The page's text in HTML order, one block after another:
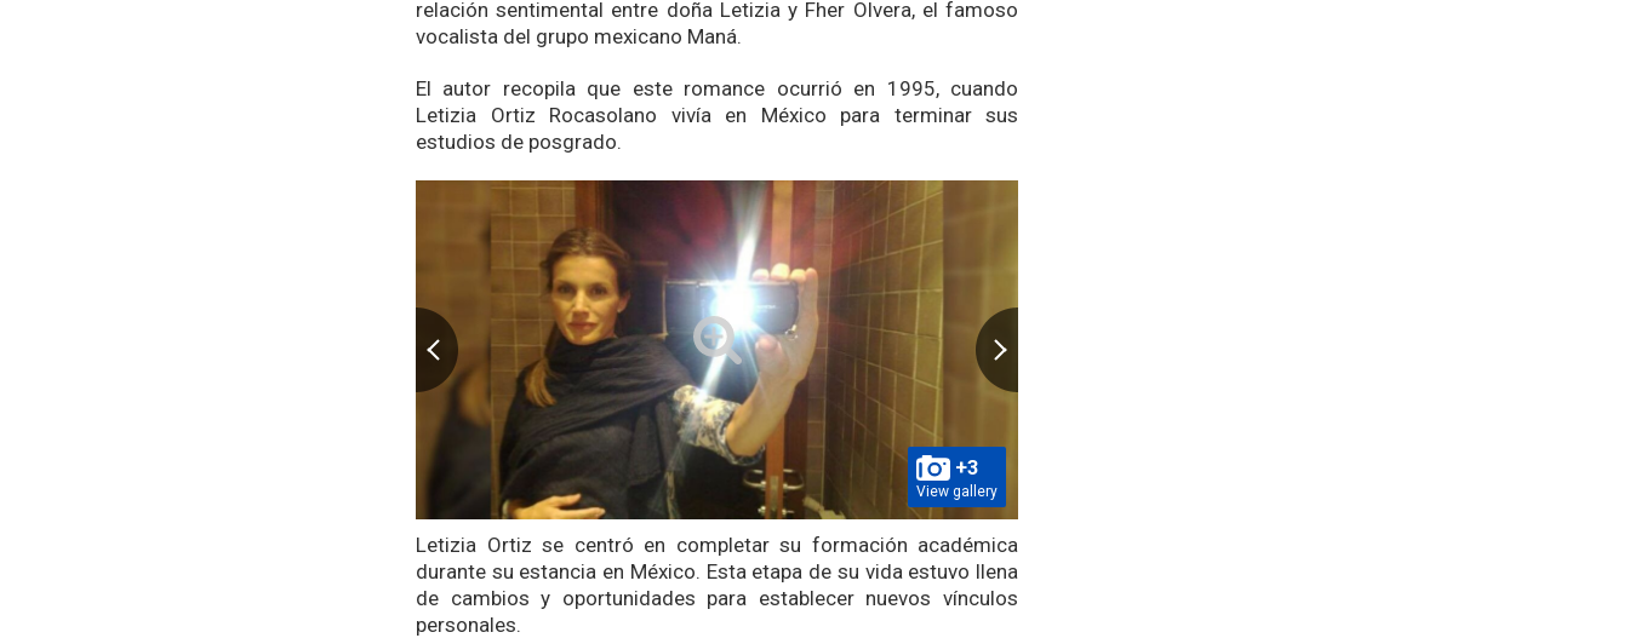
relación sentimental entre doña Letizia y Fher Olvera, el famoso
vocalista del grupo mexicano Maná.
El autor recopila que este romance ocurrió en 1995, cuando
Letizia Ortiz Rocasolano vivía en México para terminar sus
estudios de posgrado.
+3
View gallery
Letizia Ortiz se centró en completar su formación académica
durante su estancia en México. Esta etapa de su vida estuvo llena
de cambios y oportunidades para establecer nuevos vínculos
personales.